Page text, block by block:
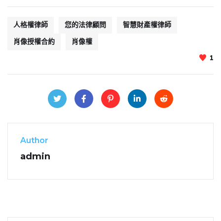
人格權律師 您的法律顧問
智慧財產權律師
肖像授權合約
肖像權
1
Author
admin